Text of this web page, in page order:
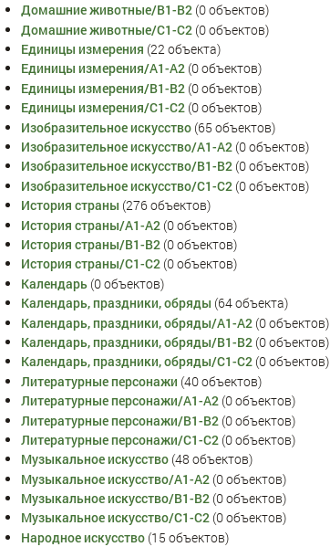
Домашние животные/B1-B2 ‏‎ (0 объектов)
Домашние животные/C1-C2 ‏‎ (0 объектов)
Единицы измерения ‏‎ (22 объекта)
Единицы измерения/A1-A2 ‏‎ (0 объектов)
Единицы измерения/B1-B2 ‏‎ (0 объектов)
Единицы измерения/C1-C2 ‏‎ (0 объектов)
Изобразительное искусство ‏‎ (65 объектов)
Изобразительное искусство/A1-A2 ‏‎ (0 объектов)
Изобразительное искусство/B1-B2 ‏‎ (0 объектов)
Изобразительное искусство/C1-C2 ‏‎ (0 объектов)
История страны ‏‎ (276 объектов)
История страны/A1-A2 ‏‎ (0 объектов)
История страны/B1-B2 ‏‎ (0 объектов)
История страны/C1-C2 ‏‎ (0 объектов)
Календарь ‏‎ (0 объектов)
Календарь, праздники, обряды ‏‎ (64 объекта)
Календарь, праздники, обряды/A1-A2 ‏‎ (0 объектов)
Календарь, праздники, обряды/B1-B2 ‏‎ (0 объектов)
Календарь, праздники, обряды/C1-C2 ‏‎ (0 объектов)
Литературные персонажи ‏‎ (40 объектов)
Литературные персонажи/A1-A2 ‏‎ (0 объектов)
Литературные персонажи/B1-B2 ‏‎ (0 объектов)
Литературные персонажи/C1-C2 ‏‎ (0 объектов)
Музыкальное искусство ‏‎ (48 объектов)
Музыкальное искусство/A1-A2 ‏‎ (0 объектов)
Музыкальное искусство/B1-B2 ‏‎ (0 объектов)
Музыкальное искусство/C1-C2 ‏‎ (0 объектов)
Народное искусство ‏‎ (15 объектов)